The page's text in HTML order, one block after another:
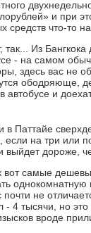
и при
средств что-то
так... Из
- на самом
здесь вас не
ободряюще,
автобусе и
в Паттайе
если на три или
выйдет дороже,
вот самые
однокомнатную
почти не
- 4 тысячи, но
вроде